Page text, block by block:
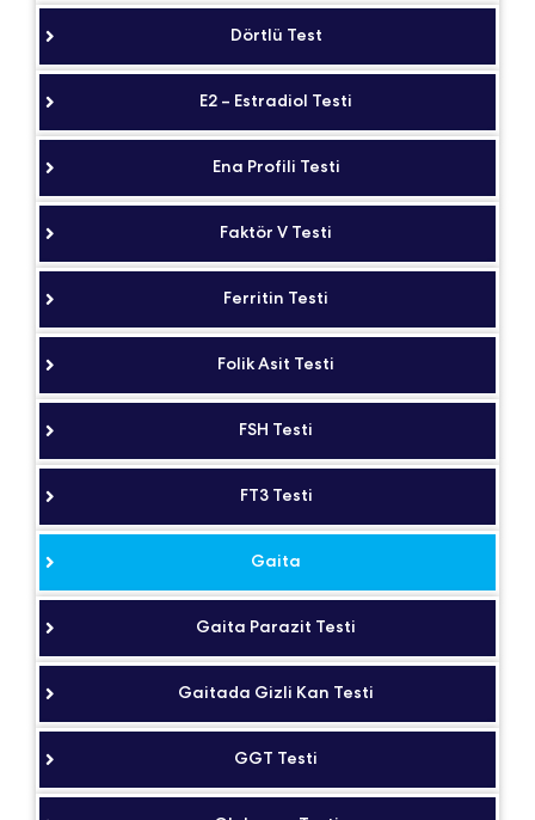
Dörtlü Test
E2 – Estradiol Testi
Ena Profili Testi
Faktör V Testi
Ferritin Testi
Folik Asit Testi
FSH Testi
FT3 Testi
Gaita
Gaita Parazit Testi
Gaitada Gizli Kan Testi
GGT Testi